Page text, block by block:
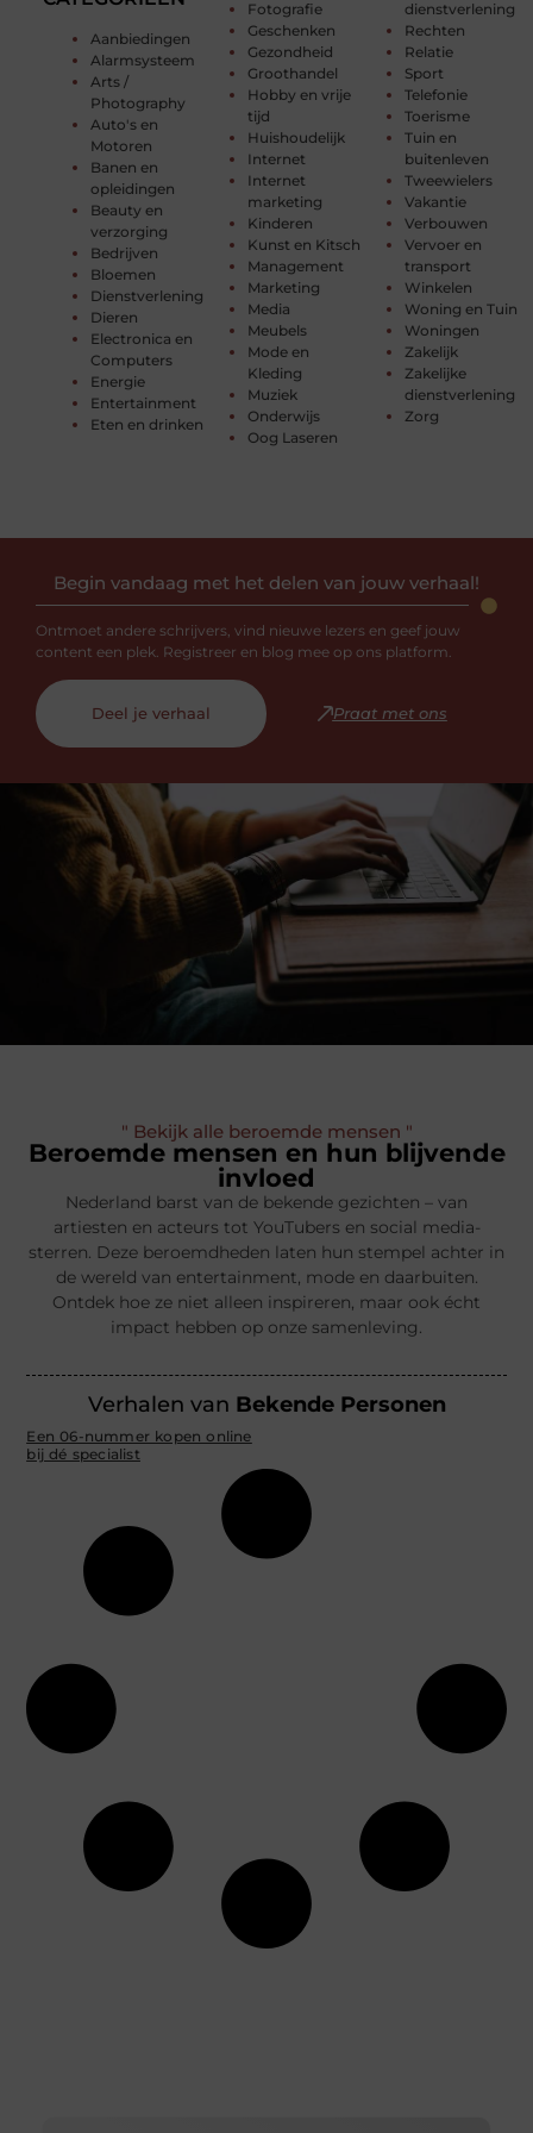
Aanbiedingen
Alarmsysteem
Arts /
Photography
Auto's en
Motoren
Banen en
opleidingen
Beauty en
verzorging
Bedrijven
Bloemen
Dienstverlening
Dieren
Electronica en
Computers
Energie
Entertainment
Eten en drinken
Fotografie
Geschenken
Gezondheid
Groothandel
Hobby en vrije
tijd
Huishoudelijk
Internet
Internet
marketing
Kinderen
Kunst en Kitsch
Management
Marketing
Media
Meubels
Mode en
Kleding
Muziek
Onderwijs
Oog Laseren
dienstverlening
Rechten
Relatie
Sport
Telefonie
Toerisme
Tuin en
buitenleven
Tweewielers
Vakantie
Verbouwen
Vervoer en
transport
Winkelen
Woning en Tuin
Woningen
Zakelijk
Zakelijke
dienstverlening
Zorg
Begin vandaag met het delen van jouw verhaal!
Ontmoet andere schrijvers, vind nieuwe lezers en geef jouw
content een plek. Registreer en blog mee op ons platform.
Deel je verhaal Praat met ons
" Bekijk alle beroemde mensen "
Beroemde mensen en hun blijvende
invloed
Nederland barst van de bekende gezichten – van
artiesten en acteurs tot YouTubers en social media-
sterren. Deze beroemdheden laten hun stempel achter in
de wereld van entertainment, mode en daarbuiten.
Ontdek hoe ze niet alleen inspireren, maar ook écht
impact hebben op onze samenleving.
Verhalen van Bekende Personen
Een 06-nummer kopen online
bij dé specialist